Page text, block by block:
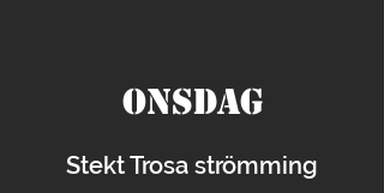
Onsdag
Stekt Trosa strömming